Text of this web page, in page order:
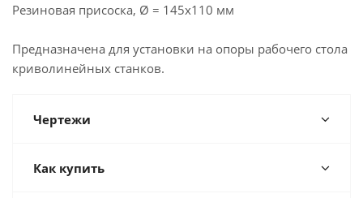
Резиновая присоска, Ø = 145х110 мм
Предназначена для установки на опоры рабочего стола
криволинейных станков.
Чертежи
Как купить